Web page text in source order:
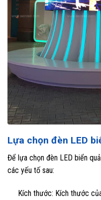
Lựa chọn đèn LED
Để lựa chọn đèn LED biển
các yếu tố sau:
Kích thước: Kích thước